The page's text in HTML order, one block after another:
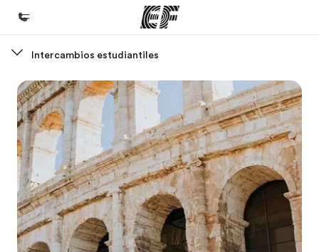
Bienvenido a EF
Programas
Ver todo lo que hacemos
Oficinas
Encuentra una oficina
Sobre nosotros
Quiénes somos
Intercambios estudiantiles